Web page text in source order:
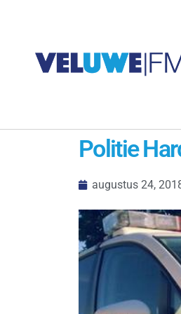
Politie
augustus 24,